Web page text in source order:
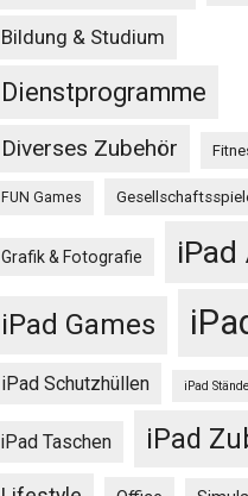
Bildung & Studium
Dienstprogramme
Diverses Zubehör
FUN Games
Grafik & Fotografie iPad
iPad Games
iPad Schutzhüllen iPad
iPad Taschen iPad